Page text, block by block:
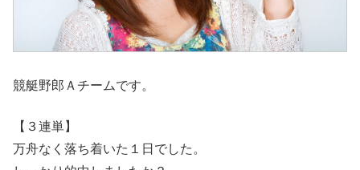
競艇野郎Ａチームです。
【３連単】
万舟なく落ち着いた１日でした。